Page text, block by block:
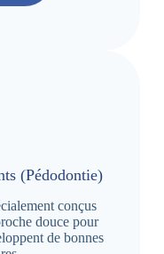
(Pédodontie)
conçus
douce pour
de bonnes